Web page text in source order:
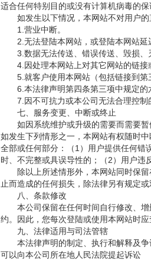
适合任何特别目的或没有计算机病毒的
如发生以下情况，本网站不对用户的
1.营业中断。
2.无法登陆本网站，或登陆本网站延
3.数据无法传送、错误传送、毁损、
4.因处理本网站上对其它网站的链接
5.就客户使用本网站（包括链接到第
6.本法律声明第四条第三项中规定的
7.因不可抗力或本公司无法合理控制
七、服务变更、中断或终止
如因系统维护或升级的需要而需要暂
如发生下列情形之一，本网站有权随时
全部或任何部分：（1）用户提供任何错
时、不完整或具误导性的；（2）用户违
除以上所述情形外，本网站同时保留
止而造成的任何损失，除法律另有规定
八、条款修改
本公司保留在任何时间自行修改、增
约。因此，您每次登陆或使用本网站时
九、法律适用与司法管辖
本法律声明的制定、执行和解释及争
可以向本公司所在地人民法院提起诉讼